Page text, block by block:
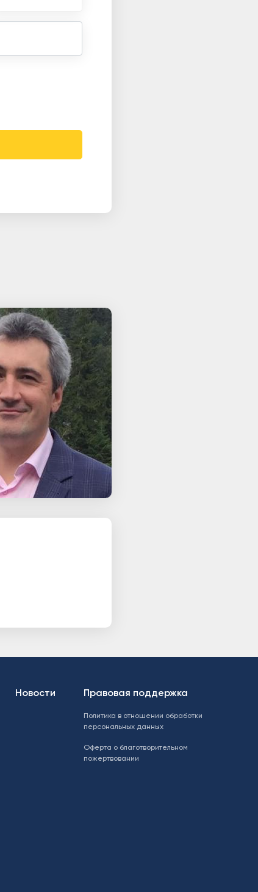
Новости Правовая поддержка
Политика в отношении обработки
персональных данных
Оферта о благотворительном
пожертвовании